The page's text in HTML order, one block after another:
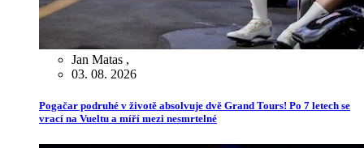
Jan Matas ,
03. 08. 2026
Pogačar podruhé v životě absolvuje dvě Grand Tours! Po 7 letech se
vrací na Vueltu a míří mezi nesmrtelné